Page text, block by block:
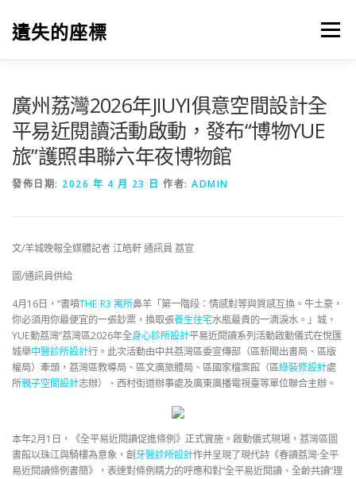
遺失的座標 選單
廣州荔灣2026年JIUYI俱意空間設計全
平易近閱讀活動啟動，發布“博物YUE
旅”護照串聯六年夜博物館
發佈日期: 2026 年 4 月 23 日 作者: ADMIN
文/羊城晚報全媒體記者 江皓軒 通訊員 荔宣
圖/通訊員供給
4月16日，“書噴THE R3 寓所鼻羊「第一階段：情感對等與質感互換。牛土豪，
你必須用你最便宜的一張鈔票，換取張養生住宅水瓶最貴的一滴淚水。」城，
YUE動荔灣”荔灣區2026年全身心診所設計平易近閱讀系列活動啟動儀式在悅匯
城舉中醫診所設計行。此次活動由中共荔灣區委宣傳部（區新聞出書局、區版
權局）牽頭，荔灣區教導局、區文廣旅體局、區國家檔案館（區綠裝修設計處
所親子空間設計志辦）、西村街道辦事處及廣東廣播電視臺等單位聯合主辦。
本年2月1日，《全平易近閱讀促進條例》正式實施。啟動儀式現場，荔灣區圖
書館以珠江與騎樓為意象，創牙醫診所設計作并呈現了現代詩《春讀荔灣·全平
易近閱讀條例書簡》，表達對條例精力的呼應和對“全平易近閱讀、全齡共讀”理